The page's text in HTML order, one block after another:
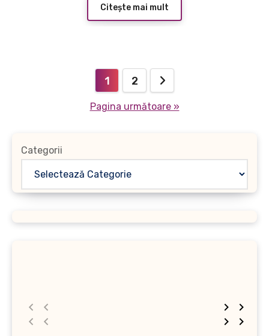
Citește mai mult
1 2
Pagina următoare »
Categorii